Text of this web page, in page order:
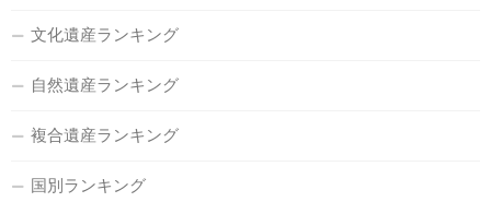
文化遺産ランキング
自然遺産ランキング
複合遺産ランキング
国別ランキング